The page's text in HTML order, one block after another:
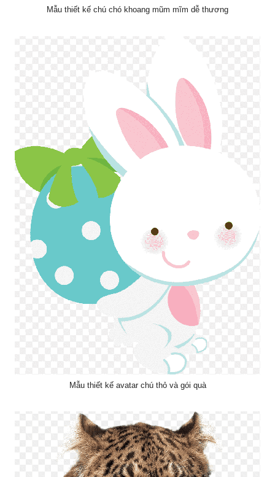
Mẫu thiết kế chú chó khoang mũm mĩm dễ thương
Mẫu thiết kế avatar chú thỏ và gói quà